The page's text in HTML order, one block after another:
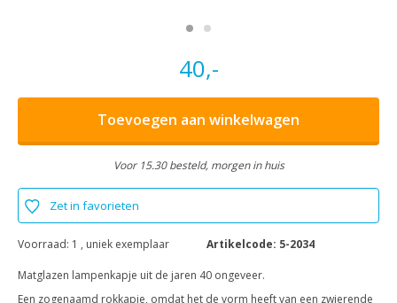
40,-
Toevoegen aan winkelwagen
Voor 15.30 besteld, morgen in huis
Zet in favorieten
Voorraad: 1 , uniek exemplaar Artikelcode: 5-2034
Matglazen lampenkapje uit de jaren 40 ongeveer.
Een zogenaamd rokkapje, omdat het de vorm heeft van een zwierende